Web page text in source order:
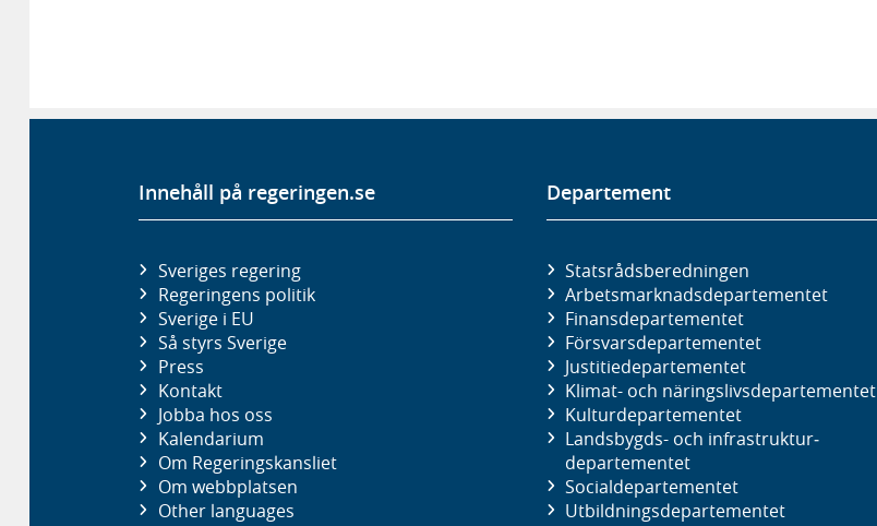
Innehåll på regeringen.se
Sveriges regering
Regeringens politik
Sverige i EU
Så styrs Sverige
Press
Kontakt
Jobba hos oss
Kalendarium
Om Regeringskansliet
Om webbplatsen
Other languages
Departement
Statsrådsberedningen
Arbetsmarknads­departementet
Finans­departementet
Försvars­departementet
Justitie­departementet
Klimat- och näringslivs­departementet
Kultur­departementet
Landsbygds- och infrastruktur­
departementet
Social­departementet
Utbildnings­departementet